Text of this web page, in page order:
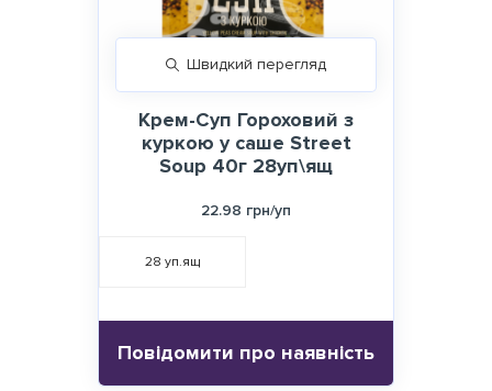
Швидкий перегляд
Крем-Суп Гороховий з
куркою у саше Street
Soup 40г 28уп\ящ
22.98 грн/уп
28 уп.ящ
Повідомити про наявність